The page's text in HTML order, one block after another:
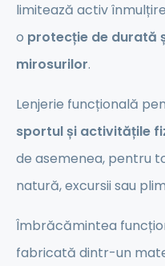
limitează activ
o protecție de durată
mirosurilor.
Lenjerie funcțională
sportul și activitățile
de asemenea, pentru
natură, excursii sau
Îmbrăcămintea
fabricată dintr-un